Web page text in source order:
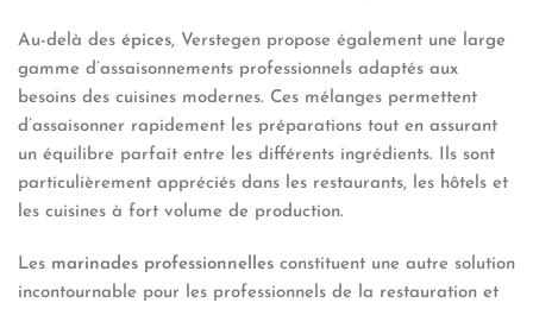
Au-delà des épices, Verstegen propose également une large
gamme d’assaisonnements professionnels adaptés aux
besoins des cuisines modernes. Ces mélanges permettent
d’assaisonner rapidement les préparations tout en assurant
un équilibre parfait entre les différents ingrédients. Ils sont
particulièrement appréciés dans les restaurants, les hôtels et
les cuisines à fort volume de production.
Les marinades professionnelles constituent une autre solution
incontournable pour les professionnels de la restauration et